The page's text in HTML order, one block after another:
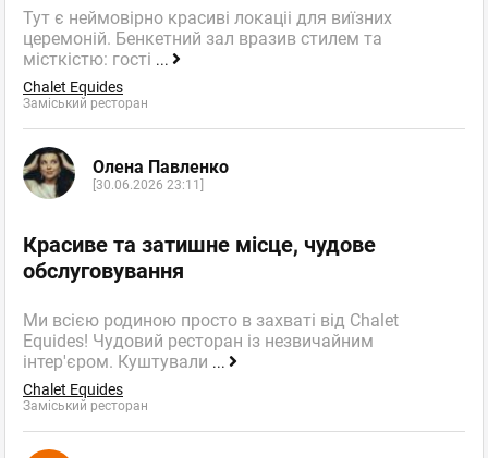
Тут є неймовірно красиві локаціі для виїзних
церемоній. Бенкетний зал вразив стилем та
місткістю: гості ...
Chalet Equides
Заміський ресторан
Олена Павленко
[30.06.2026 23:11]
Красиве та затишне місце, чудове
обслуговування
Ми всією родиною просто в захваті від Chalet
Equides! Чудовий ресторан із незвичайним
інтер'єром. Куштували ...
Chalet Equides
Заміський ресторан